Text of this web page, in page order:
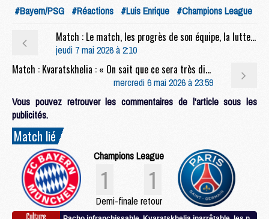
#Bayern/PSG #Réactions #Luis Enrique #Champions League
Match : Le match, les progrès de son équipe, la lutte, la finale, etc, la conf' complète de Luis Enrique après Bayern/PSG (1-1)
jeudi 7 mai 2026 à 2:10
Match : Kvaratskhelia : « On sait que ce sera très difficile face à Arsenal »
mercredi 6 mai 2026 à 23:59
Vous pouvez retrouver les commentaires de l'article sous les
publicités.
Match lié
Champions League
1 1
Demi-finale retour